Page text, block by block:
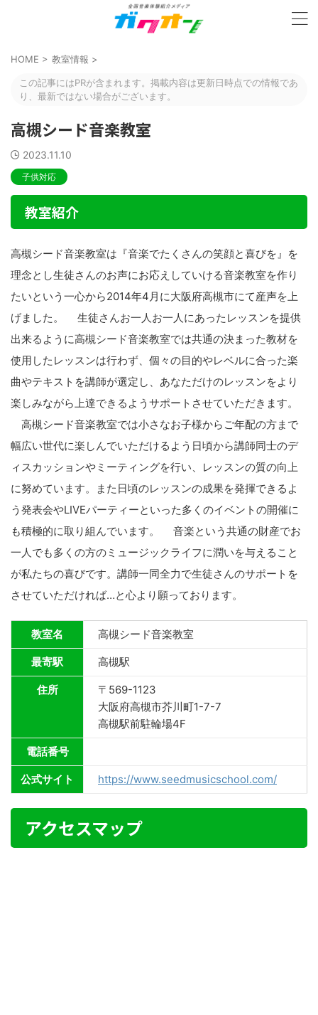
HOME > 教室情報 >
この記事にはPRが含まれます。掲載内容は更新日時点での情報であ
り、最新ではない場合がございます。
高槻シード音楽教室
2023.11.10
子供対応
教室紹介
高槻シード音楽教室は『音楽でたくさんの笑顔と喜びを』を
理念とし生徒さんのお声にお応えしていける音楽教室を作り
たいという一心から2014年4月に大阪府高槻市にて産声を上
げました。 生徒さんお一人お一人にあったレッスンを提供
出来るように高槻シード音楽教室では共通の決まった教材を
使用したレッスンは行わず、個々の目的やレベルに合った楽
曲やテキストを講師が選定し、あなただけのレッスンをより
楽しみながら上達できるようサポートさせていただきます。
高槻シード音楽教室では小さなお子様からご年配の方まで
幅広い世代に楽しんでいただけるよう日頃から講師同士のデ
ィスカッションやミーティングを行い、レッスンの質の向上
に努めています。また日頃のレッスンの成果を発揮できるよ
う発表会やLIVEパーティーといった多くのイベントの開催に
も積極的に取り組んでいます。 音楽という共通の財産でお
一人でも多くの方のミュージックライフに潤いを与えること
が私たちの喜びです。講師一同全力で生徒さんのサポートを
させていただければ…と心より願っております。
教室名 高槻シード音楽教室
最寄駅 高槻駅
住所
〒569-1123
大阪府高槻市芥川町1-7-7
高槻駅前駐輪場4F
電話番号
公式サイト https://www.seedmusicschool.com/
アクセスマップ